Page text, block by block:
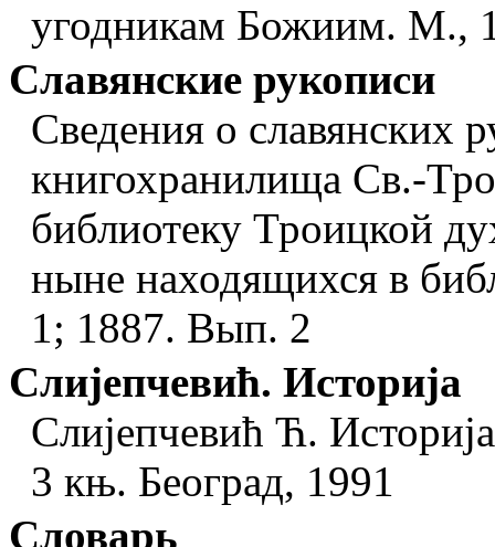
угодникам Божиим. М.,
Славянские рукописи
Сведения о славянских
книгохранилища Св.-
библиотеку Троицкой
ныне находящихся в
1; 1887. Вып. 2
Слиjепчевић. Историjа
Слиjепчевић Ћ.
3 књ. Београд, 1991
Словарь